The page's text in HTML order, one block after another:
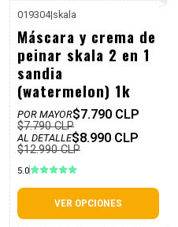
-31%
Dcto
019304|skala
Máscara y crema de
peinar skala 2 en 1
sandia
(watermelon) 1k
POR MAYOR$7.790 CLP
$7.790 CLP
AL DETALLE$8.990 CLP
$12.990 CLP
5.0
VER OPCIONES